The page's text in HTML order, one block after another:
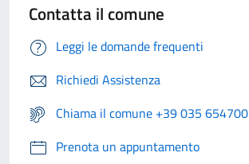
Contatta il comune
Leggi le domande frequenti
Richiedi Assistenza
Chiama il comune +39 035 654700
Prenota un appuntamento